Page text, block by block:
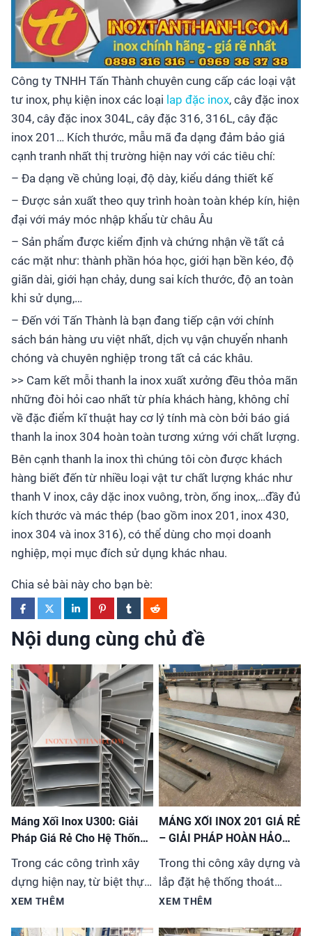
Công ty TNHH Tấn Thành chuyên cung cấp các loại vật
tư inox, phụ kiện inox các loại lap đặc inox, cây đặc inox
304, cây đặc inox 304L, cây đặc 316, 316L, cây đặc
inox 201… Kích thước, mẫu mã đa dạng đảm bảo giá
cạnh tranh nhất thị trường hiện nay với các tiêu chí:
– Đa dạng về chủng loại, độ dày, kiểu dáng thiết kế
– Được sản xuất theo quy trình hoàn toàn khép kín, hiện
đại với máy móc nhập khẩu từ châu Âu
– Sản phẩm được kiểm định và chứng nhận về tất cả
các mặt như: thành phần hóa học, giới hạn bền kéo, độ
giãn dài, giới hạn chảy, dung sai kích thước, độ an toàn
khi sử dụng,…
– Đến với Tấn Thành là bạn đang tiếp cận với chính
sách bán hàng ưu việt nhất, dịch vụ vận chuyển nhanh
chóng và chuyên nghiệp trong tất cả các khâu.
>> Cam kết mỗi thanh la inox xuất xưởng đều thỏa mãn
những đòi hỏi cao nhất từ phía khách hàng, không chỉ
về đặc điểm kĩ thuật hay cơ lý tính mà còn bởi báo giá
thanh la inox 304 hoàn toàn tương xứng với chất lượng.
Bên cạnh thanh la inox thì chúng tôi còn được khách
hàng biết đến từ nhiều loại vật tư chất lượng khác như
thanh V inox, cây dặc inox vuông, tròn, ống inox,…đầy đủ
kích thước và mác thép (bao gồm inox 201, inox 430,
inox 304 và inox 316), có thể dùng cho mọi doanh
nghiệp, mọi mục đích sử dụng khác nhau.
Chia sẻ bài này cho bạn bè:
Nội dung cùng chủ đề
Máng Xối Inox U300: Giải
Pháp Giá Rẻ Cho Hệ Thống
Trong các công trình xây
dựng hiện nay, từ biệt thự,
nhà phố đến các tòa nhà
XEM THÊM
MÁNG XỐI INOX 201 GIÁ RẺ
– GIẢI PHÁP HOÀN HẢO
CHO MỌI CÔNG TRÌNH
Trong thi công xây dựng và
lắp đặt hệ thống thoát
nước, việc lựa chọn vật liệu
XEM THÊM